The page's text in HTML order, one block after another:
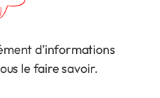
d’informations
le faire savoir.